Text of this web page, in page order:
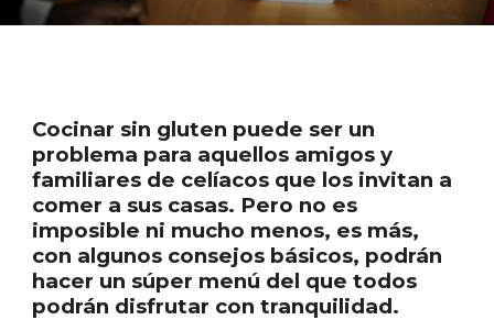
Cocinar sin gluten puede ser un
problema para aquellos amigos y
familiares de celíacos que los invitan a
comer a sus casas. Pero no es
imposible ni mucho menos, es más,
con algunos consejos básicos, podrán
hacer un súper menú del que todos
podrán disfrutar con tranquilidad.